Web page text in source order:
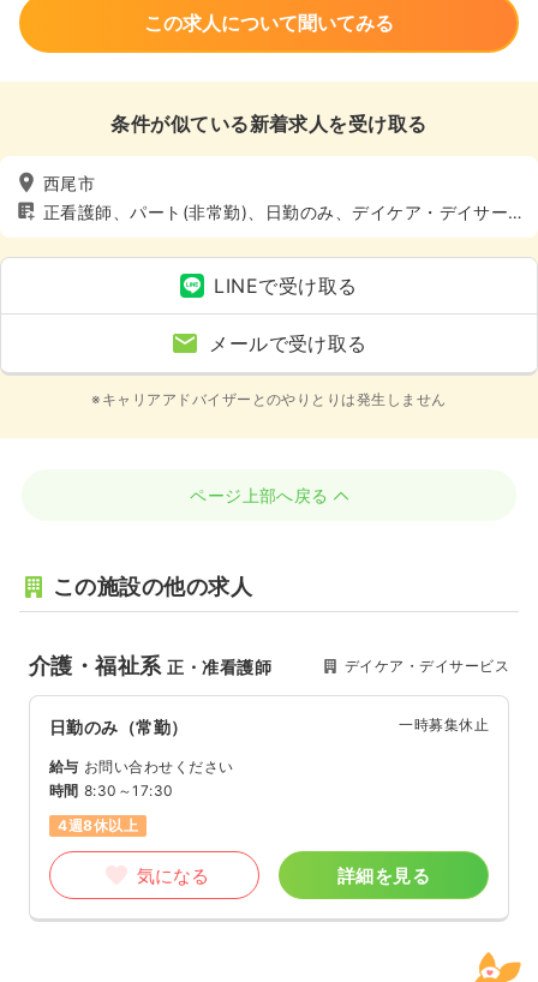
この求人について聞いてみる
条件が似ている新着求人を受け取る
西尾市
正看護師、パート(非常勤)、日勤のみ、デイケア・デイサー
ビス、介護・福祉系、4週8休以上
LINEで受け取る
メールで受け取る
※キャリアアドバイザーとのやりとりは発生しません
ページ上部へ戻る
この施設の他の求人
介護・福祉系正・准看護師 デイケア・デイサービス
日勤のみ（常勤） 一時募集休止
給与 お問い合わせください
時間 8:30～17:30
4週8休以上
気になる 詳細を見る